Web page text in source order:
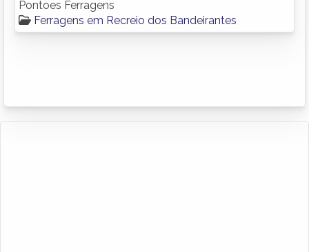
Pontoes Ferragens
Ferragens em Recreio dos Bandeirantes